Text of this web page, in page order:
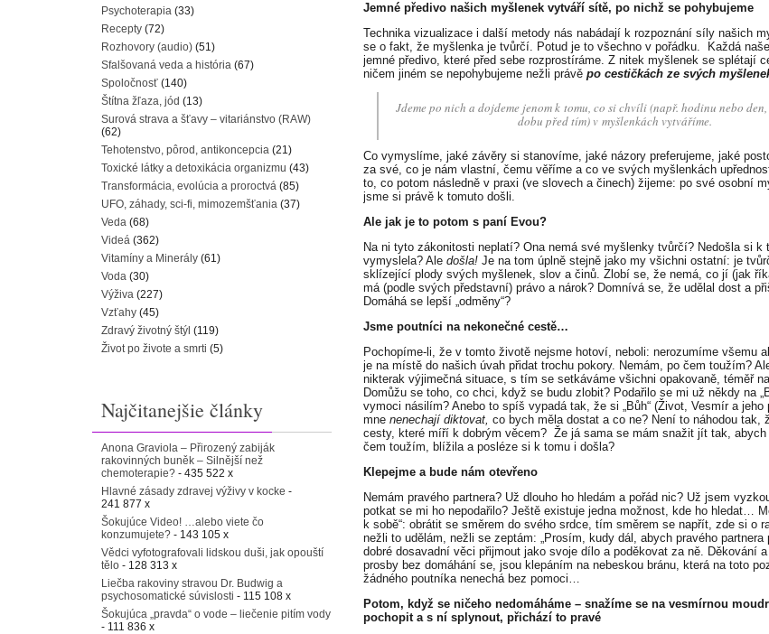
Jemné předivo našich myšlenek vytváří sítě, po nichž se pohybujeme
Technika vizualizace i další metody nás nabádají k rozpoznání síly našich
se o fakt, že myšlenka je tvůrčí. Potud je to všechno v pořádku. Každá
jemné předivo, které před sebe rozprostíráme. Z nitek myšlenek se splétají
ničem jiném se nepohybujeme nežli právě po cestičkách ze svých
Jdeme po nich a dojdeme jenom k tomu, co si chvíli (např. hodinu nebo
dobu před tím) v myšlenkách vytváříme.
Co vymyslíme, jaké závěry si stanovíme, jaké názory preferujeme, jaké
za své, co je nám vlastní, čemu věříme a co ve svých myšlenkách
to, co potom následně v praxi (ve slovech a činech) žijeme: po své osobní
jsme si právě k tomuto došli.
Ale jak je to potom s paní Evou?
Na ni tyto zákonitosti neplatí? Ona nemá své myšlenky tvůrčí? Nedošla si k
vymyslela? Ale došla! Je na tom úplně stejně jako my všichni ostatní: je
sklízející plody svých myšlenek, slov a činů. Zlobí se, že nemá, co jí (jak
má (podle svých představní) právo a nárok? Domnívá se, že udělal dost a
Domáhá se lepší „odměny“?
Jsme poutníci na nekonečné cestě…
Pochopíme-li, že v tomto životě nejsme hotoví, neboli: nerozumíme všemu
je na místě do našich úvah přidat trochu pokory. Nemám, po čem toužím?
nikterak výjimečná situace, s tím se setkáváme všichni opakovaně, téměř
Domůžu se toho, co chci, když se budu zlobit? Podařilo se mi už někdy na
vymoci násilím? Anebo to spíš vypadá tak, že si „Bůh“ (Život, Vesmír a jeho
mne nenechají diktovat, co bych měla dostat a co ne? Není to náhodou tak,
cesty, které míří k dobrým věcem? Že já sama se mám snažit jít tak,
čem toužím, blížila a posléze si k tomu i došla?
Klepejme a bude nám otevřeno
Nemám pravého partnera? Už dlouho ho hledám a pořád nic? Už jsem
potkat se mi ho nepodařilo? Ještě existuje jedna možnost, kde ho hledat…
k sobě“: obrátit se směrem do svého srdce, tím směrem se napřít, zde si o
nežli to udělám, nežli se zeptám: „Prosím, kudy dál, abych pravého partnera
dobré dosavadní věci přijmout jako svoje dílo a poděkovat za ně. Děkování
prosby bez domáhání se, jsou klepáním na nebeskou bránu, která na toto
žádného poutníka nenechá bez pomoci…
Potom, když se ničeho nedomáháme – snažíme se na vesmírnou
pochopit a s ní splynout, přichází to pravé
Psychoterapia (33)
Recepty (72)
Rozhovory (audio) (51)
Sfalšovaná veda a história (67)
Spoločnosť (140)
Štítna žľaza, jód (13)
Surová strava a šťavy – vitariánstvo (RAW)
(62)
Tehotenstvo, pôrod, antikoncepcia (21)
Toxické látky a detoxikácia organizmu (43)
Transformácia, evolúcia a proroctvá (85)
UFO, záhady, sci-fi, mimozemšťania (37)
Veda (68)
Videá (362)
Vitamíny a Minerály (61)
Voda (30)
Výživa (227)
Vzťahy (45)
Zdravý životný štýl (119)
Život po živote a smrti (5)
Najčitanejšie články
Anona Graviola – Přirozený zabiják
rakovinných buněk – Silnější než
chemoterapie? - 435 522 x
Hlavné zásady zdravej výživy v kocke -
241 877 x
Šokujúce Video! …alebo viete čo
konzumujete? - 143 105 x
Vědci vyfotografovali lidskou duši, jak opouští
tělo - 128 313 x
Liečba rakoviny stravou Dr. Budwig a
psychosomatické súvislosti - 115 108 x
Šokujúca „pravda“ o vode – liečenie pitím vody
- 111 836 x